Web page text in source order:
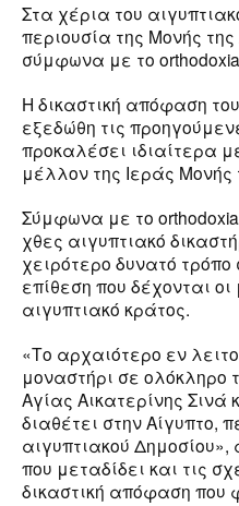
Στα χέρια του
περιουσία της Μονής
σύμφωνα με το
Η δικαστική απόφαση
εξεδώθη τις
προκαλέσει ιδιαίτερα
μέλλον της Ιεράς Μονής
Σύμφωνα με το
χθες αιγυπτιακό
χειρότερο δυνατό τρόπο
επίθεση που δέχονται
αιγυπτιακό κράτος.
«Το αρχαιότερο εν
μοναστήρι σε ολόκληρο
Αγίας Αικατερίνης
διαθέτει στην Αίγυπτο,
αιγυπτιακού
που μεταδίδει και τις
δικαστική απόφαση που